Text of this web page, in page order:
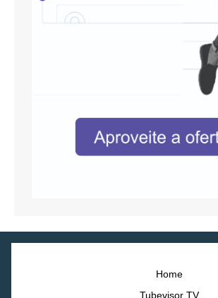
Home
Tubevisor TV